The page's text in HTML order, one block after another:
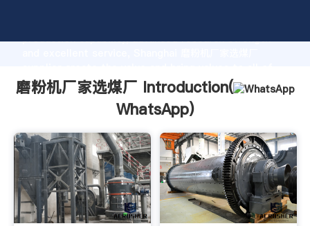
production capability, advanced research strength
customers.
磨粉机厂家选煤厂 Introduction(
WhatsApp)